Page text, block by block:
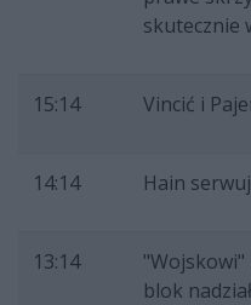
skutecznie
15:14 Vincić i
14:14 Hain
13:14
blok